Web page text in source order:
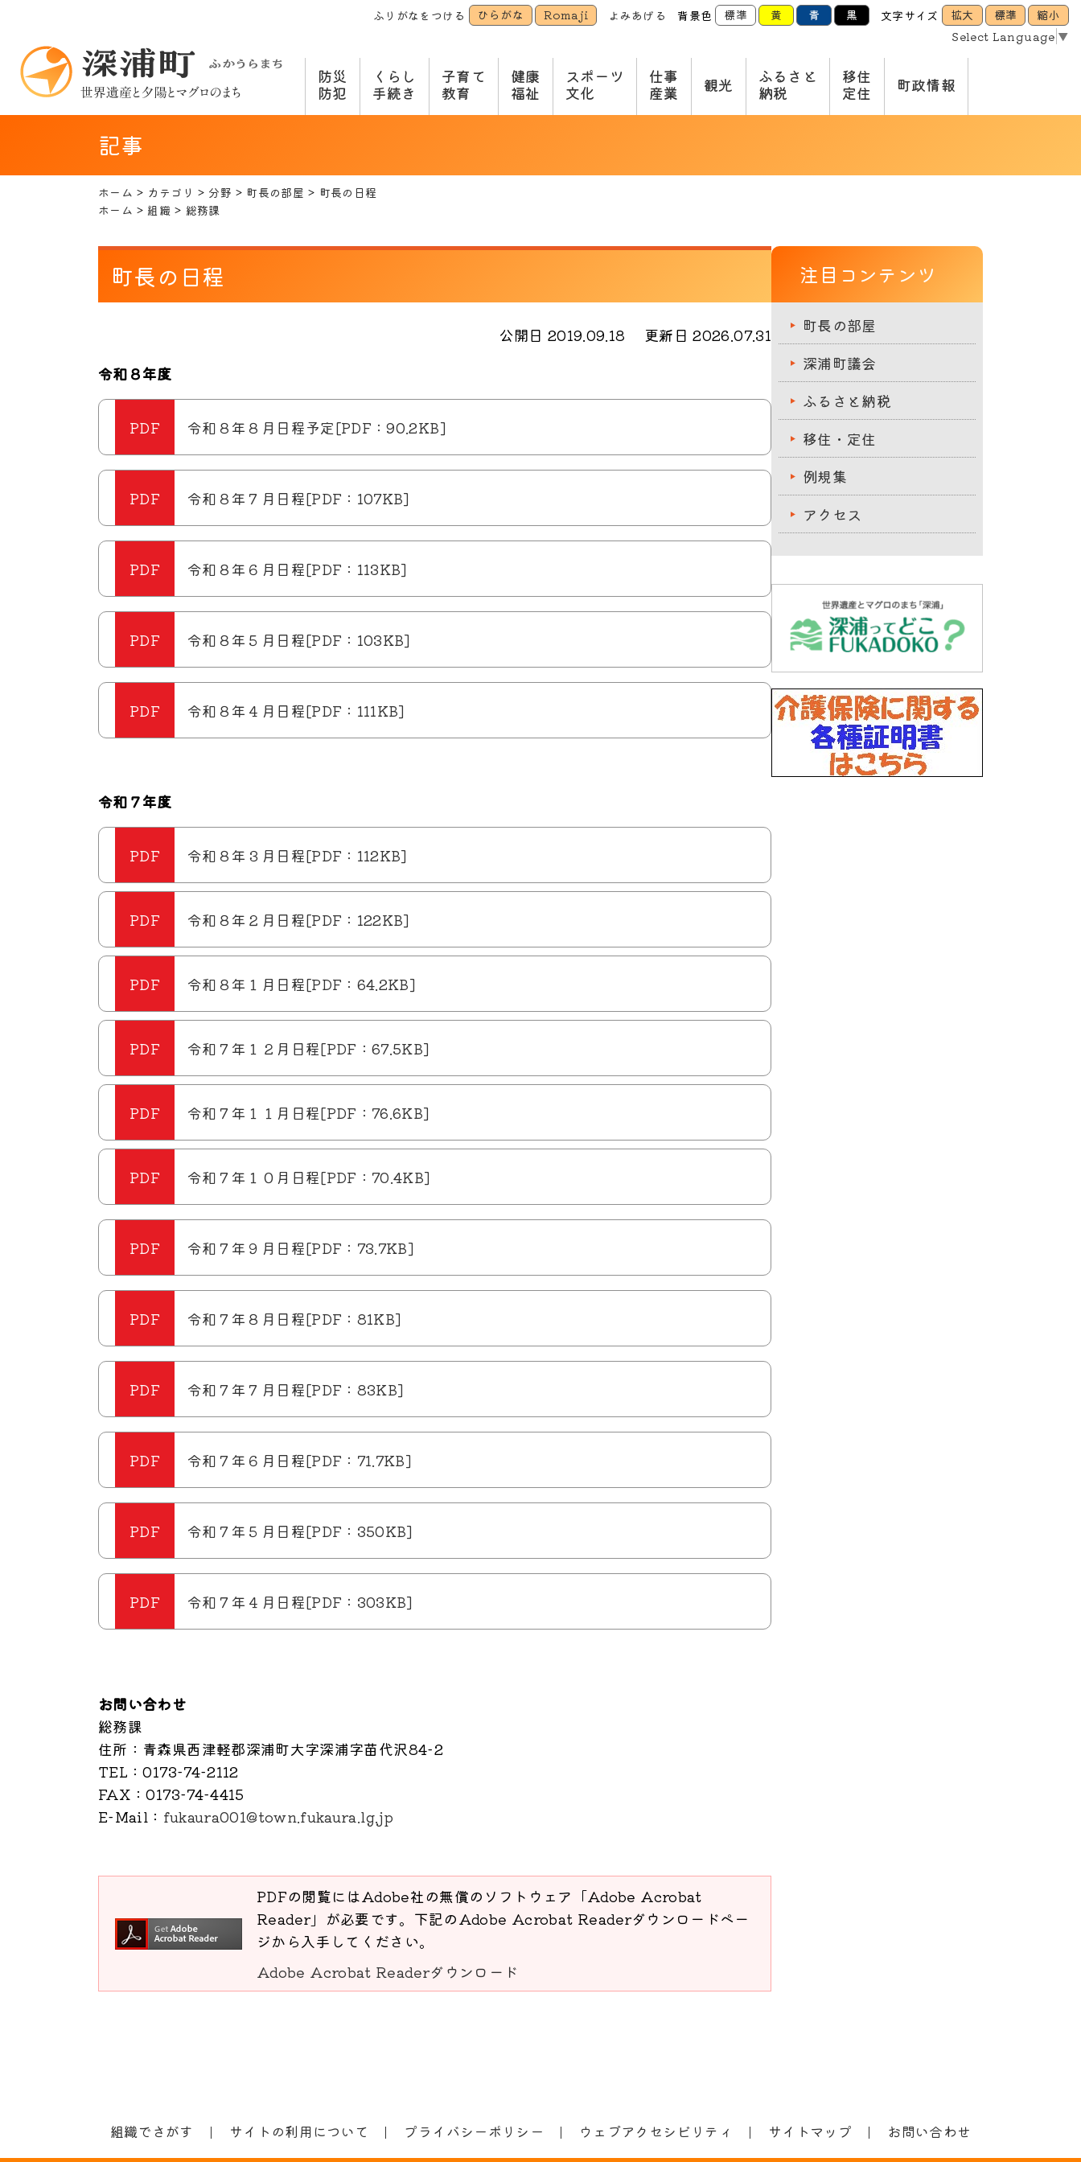
ふりがなをつける ひらがな Romaji よみあげる 背景色 標準 黄 青 黒 文字サイズ 拡大 標準
縮小
Select Language ▼
防災
防犯
くらし
手続き
子育て
教育
健康
福祉
スポーツ
文化
仕事
産業
観光
ふるさと
納税
移住
定住
町政情報
記事
ホーム カテゴリ 分野 町長の部屋
町長の日程
ホーム
組織 総務課
町長の日程
公開日 2019.09.18
更新日 2026.07.31
令和８年度
令和８年８月日程予定[PDF：90.2KB]
令和８年７月日程[PDF：107KB]
令和８年６月日程[PDF：113KB]
令和８年５月日程[PDF：103KB]
令和８年４月日程[PDF：111KB]
令和７年度
令和８年３月日程[PDF：112KB]
令和８年２月日程[PDF：122KB]
令和８年１月日程[PDF：64.2KB]
令和７年１２月日程[PDF：67.5KB]
令和７年１１月日程[PDF：76.6KB]
令和７年１０月日程[PDF：70.4KB]
令和７年９月日程[PDF：73.7KB]
令和７年８月日程[PDF：81KB]
令和７年７月日程[PDF：83KB]
令和７年６月日程[PDF：71.7KB]
令和７年５月日程[PDF：350KB]
令和７年４月日程[PDF：303KB]
お問い合わせ
総務課
住所 ：青森県西津軽郡深浦町大字深浦字苗代沢84-2
TEL ：0173-74-2112
FAX ：0173-74-4415
E-Mail ： fukaura001@town.fukaura.lg.jp
PDFの閲覧にはAdobe社の無償のソフトウェア「Adobe Acrobat
Reader」が必要です。下記のAdobe Acrobat Readerダウンロードペー
ジから入手してください。
Adobe Acrobat Readerダウンロード
注目コンテンツ
町長の部屋
深浦町議会
ふるさと納税
移住・定住
例規集
アクセス
組織でさがす サイトの利用について プライバシーポリシー ウェブアクセシビリティ サイトマップ お問い合わせ